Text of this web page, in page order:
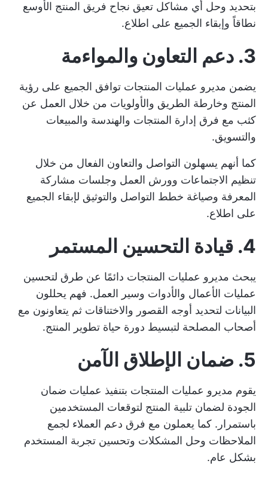
بتحديد وحل أي مشاكل تعيق نجاح فريق المنتج الأوسع
نطاقاً وإبقاء الجميع على اطلاع.
3. دعم التعاون والمواءمة
يضمن مديرو عمليات المنتجات توافق الجميع على رؤية
المنتج وخارطة الطريق والأولويات من خلال العمل عن
كثب مع فرق إدارة المنتجات والهندسة والمبيعات
والتسويق.
كما أنهم يسهلون التواصل والتعاون الفعال من خلال
تنظيم الاجتماعات وورش العمل وجلسات مشاركة
المعرفة وصياغة خطط التواصل والتوثيق لإبقاء الجميع
على اطلاع.
4. قيادة التحسين المستمر
يبحث مديرو عمليات المنتجات دائمًا عن طرق لتحسين
عمليات الأعمال والأدوات وسير العمل. فهم يحللون
البيانات لتحديد أوجه القصور والاختناقات ثم يتعاونون مع
أصحاب المصلحة لتبسيط دورة حياة تطوير المنتج.
5. ضمان الإطلاق الآمن
يقوم مديرو عمليات المنتجات بتنفيذ عمليات ضمان
الجودة لضمان تلبية المنتج لتوقعات المستخدمين
باستمرار. كما يعملون مع فرق دعم العملاء لجمع
الملاحظات وحل المشكلات وتحسين تجربة المستخدم
بشكل عام.